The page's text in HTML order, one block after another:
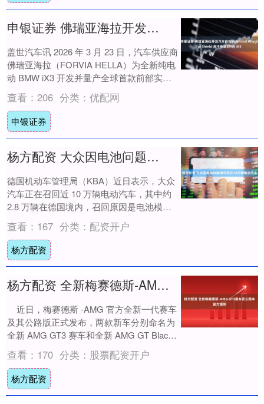
申银证券 佛瑞亚海拉开发汽车前端模块Front Phygital Shield 用于新款BMW iX3
盖世汽车讯 2026 年 3 月 23 日，汽车供应商
佛瑞亚海拉（FORVIA HELLA）为全新纯电
动 BMW iX3 开发并量产全球首款前部实体
与数字融合式....
查看： 206 分类： 优配网
申银证券
杨方配资 大众因电池问题将召回近10万辆电动汽车
德国机动车管理局（KBA）近日表示，大众
汽车正在召回近 10 万辆电动汽车，其中约
2.8 万辆在德国境内，召回原因是电池模块
存在相关隐患。 盖世汽车讯 德国机....
查看： 167 分类： 配资开户
杨方配资
杨方配资 全新梅赛德斯-AMG GT3赛车及公路车官方谍照
近日，梅赛德斯 -AMG 官方全新一代赛车
及其公路版正式发布，两款新车分别命名为
全新 AMG GT3 赛车和全新 AMG GT Black
Series....
查看： 170 分类： 股票配资开户
杨方配资